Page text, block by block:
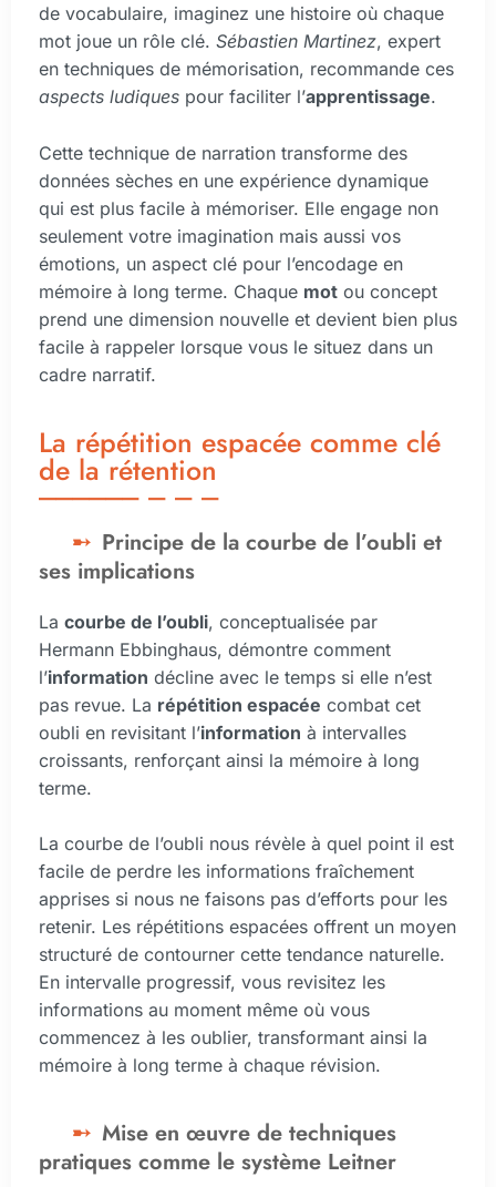
de vocabulaire, imaginez une histoire où chaque
mot joue un rôle clé. Sébastien Martinez, expert
en techniques de mémorisation, recommande ces
aspects ludiques pour faciliter l’apprentissage.
Cette technique de narration transforme des
données sèches en une expérience dynamique
qui est plus facile à mémoriser. Elle engage non
seulement votre imagination mais aussi vos
émotions, un aspect clé pour l’encodage en
mémoire à long terme. Chaque mot ou concept
prend une dimension nouvelle et devient bien plus
facile à rappeler lorsque vous le situez dans un
cadre narratif.
La répétition espacée comme clé
de la rétention
Principe de la courbe de l’oubli et
ses implications
La courbe de l’oubli, conceptualisée par
Hermann Ebbinghaus, démontre comment
l’information décline avec le temps si elle n’est
pas revue. La répétition espacée combat cet
oubli en revisitant l’information à intervalles
croissants, renforçant ainsi la mémoire à long
terme.
La courbe de l’oubli nous révèle à quel point il est
facile de perdre les informations fraîchement
apprises si nous ne faisons pas d’efforts pour les
retenir. Les répétitions espacées offrent un moyen
structuré de contourner cette tendance naturelle.
En intervalle progressif, vous revisitez les
informations au moment même où vous
commencez à les oublier, transformant ainsi la
mémoire à long terme à chaque révision.
Mise en œuvre de techniques
pratiques comme le système Leitner